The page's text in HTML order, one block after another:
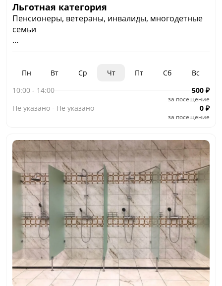
Льготная категория
Пенсионеры, ветераны, инвалиды, многодетные
семьи
Пн Вт Ср Чт Пт Сб
Вс
10:00 - 14:00 500 ₽
за посещение
Не указано - Не указано 0 ₽
за посещение